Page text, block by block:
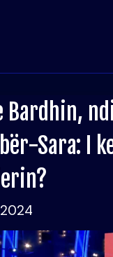
Bardhin,
Sara: I